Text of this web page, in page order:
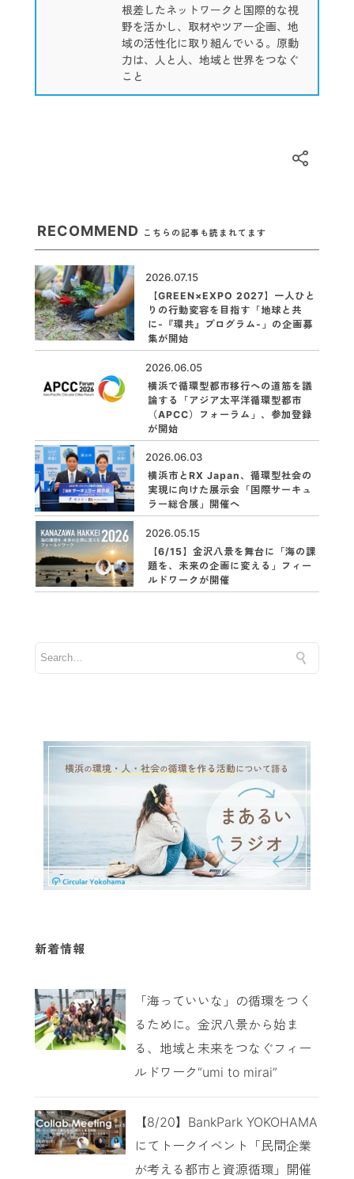
根差したネットワークと国際的な視
野を活かし、取材やツアー企画、地
域の活性化に取り組んでいる。原動
力は、人と人、地域と世界をつなぐ
こと
RECOMMEND こちらの記事も読まれてます
2026.07.15
【GREEN×EXPO 2027】一人ひと
りの行動変容を目指す「地球と共
に-『環共』プログラム-」の企画募
集が開始
2026.06.05
横浜で循環型都市移行への道筋を議
論する「アジア太平洋循環型都市
（APCC）フォーラム」、参加登録
が開始
2026.06.03
横浜市とRX Japan、循環型社会の
実現に向けた展示会「国際サーキュ
ラー総合展」開催へ
2026.05.15
【6/15】金沢八景を舞台に「海の課
題を、未来の企画に変える」フィー
ルドワークが開催
新着情報
「海っていいな」の循環をつく
るために。金沢八景から始ま
る、地域と未来をつなぐフィー
ルドワーク“umi to mirai”
【8/20】BankPark YOKOHAMA
にてトークイベント「民間企業
が考える都市と資源循環」開催